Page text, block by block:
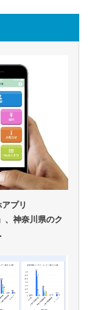
プリ
、神奈川県のク